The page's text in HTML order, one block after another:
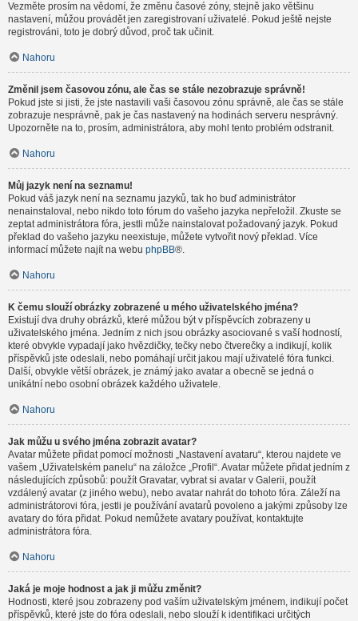
Vezměte prosím na vědomí, že změnu časové zóny, stejně jako většinu
nastavení, můžou provádět jen zaregistrovaní uživatelé. Pokud ještě nejste
registrováni, toto je dobrý důvod, proč tak učinit.
Nahoru
Změnil jsem časovou zónu, ale čas se stále nezobrazuje správně!
Pokud jste si jisti, že jste nastavili vaši časovou zónu správně, ale čas se stále
zobrazuje nesprávně, pak je čas nastavený na hodinách serveru nesprávný.
Upozorněte na to, prosím, administrátora, aby mohl tento problém odstranit.
Nahoru
Můj jazyk není na seznamu!
Pokud váš jazyk není na seznamu jazyků, tak ho buď administrátor
nenainstaloval, nebo nikdo toto fórum do vašeho jazyka nepřeložil. Zkuste se
zeptat administrátora fóra, jestli může nainstalovat požadovaný jazyk. Pokud
překlad do vašeho jazyku neexistuje, můžete vytvořit nový překlad. Více
informací můžete najít na webu phpBB®.
Nahoru
K čemu slouží obrázky zobrazené u mého uživatelského jména?
Existují dva druhy obrázků, které můžou být v příspěvcích zobrazeny u
uživatelského jména. Jedním z nich jsou obrázky asociované s vaší hodností,
které obvykle vypadají jako hvězdičky, tečky nebo čtverečky a indikují, kolik
příspěvků jste odeslali, nebo pomáhají určit jakou mají uživatelé fóra funkci.
Další, obvykle větší obrázek, je známý jako avatar a obecně se jedná o
unikátní nebo osobní obrázek každého uživatele.
Nahoru
Jak můžu u svého jména zobrazit avatar?
Avatar můžete přidat pomocí možnosti „Nastavení avataru“, kterou najdete ve
vašem „Uživatelském panelu“ na záložce „Profil“. Avatar můžete přidat jedním z
následujících způsobů: použít Gravatar, vybrat si avatar v Galerii, použít
vzdálený avatar (z jiného webu), nebo avatar nahrát do tohoto fóra. Záleží na
administrátorovi fóra, jestli je používání avatarů povoleno a jakými způsoby lze
avatary do fóra přidat. Pokud nemůžete avatary používat, kontaktujte
administrátora fóra.
Nahoru
Jaká je moje hodnost a jak ji můžu změnit?
Hodnosti, které jsou zobrazeny pod vaším uživatelským jménem, indikují počet
příspěvků, které jste do fóra odeslali, nebo slouží k identifikaci určitých